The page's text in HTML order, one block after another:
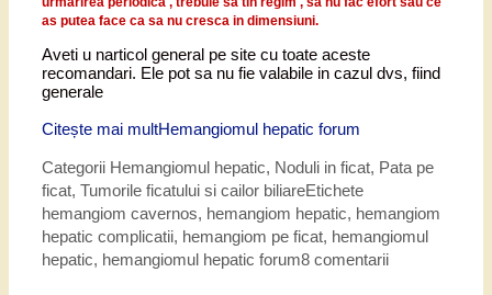
as putea face ca sa nu cresca in dimensiuni.
Aveti u narticol general pe site cu toate aceste
recomandari. Ele pot sa nu fie valabile in cazul dvs, fiind
generale
Citește mai multHemangiomul hepatic forum
Categorii Hemangiomul hepatic, Noduli in ficat, Pata pe
ficat, Tumorile ficatului si cailor biliareEtichete
hemangiom cavernos, hemangiom hepatic, hemangiom
hepatic complicatii, hemangiom pe ficat, hemangiomul
hepatic, hemangiomul hepatic forum8 comentarii